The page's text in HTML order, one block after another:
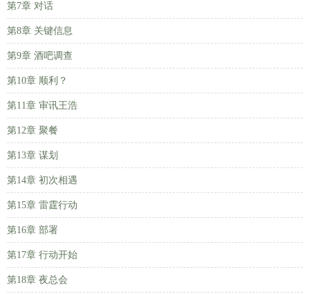
第7章 对话
第8章 关键信息
第9章 酒吧调查
第10章 顺利？
第11章 审讯王浩
第12章 聚餐
第13章 谋划
第14章 初次相遇
第15章 雷霆行动
第16章 部署
第17章 行动开始
第18章 夜总会